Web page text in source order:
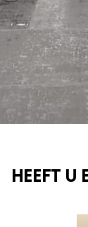
HEEFT U